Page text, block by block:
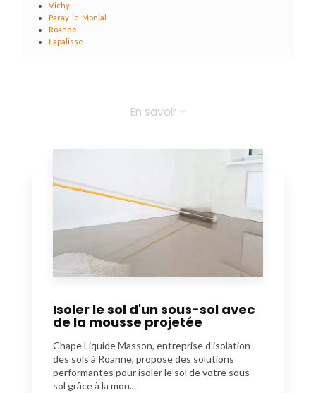
Vichy
Paray-le-Monial
Roanne
Lapalisse
En savoir +
Isoler le sol d'un sous-sol avec
de la mousse projetée
Chape Liquide Masson, entreprise d’isolation
des sols à Roanne, propose des solutions
performantes pour isoler le sol de votre sous-
sol grâce à la mou...